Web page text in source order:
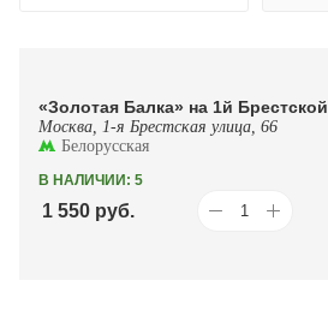
«Золотая Балка» на 1й Брестской
Москва, 1-я Брестская улица, 66
Белорусская
В НАЛИЧИИ: 5
1 550 руб.